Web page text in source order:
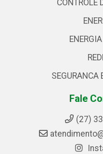
CONTROLE
SEGURANCA
Fale
(27)